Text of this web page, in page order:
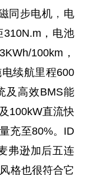
同步电机 ， 电
310N.m，电池
100km，
续航里程600
及高效BMS能
100kW直流快
充至80%。ID
弗逊加后五连
格也很符合它